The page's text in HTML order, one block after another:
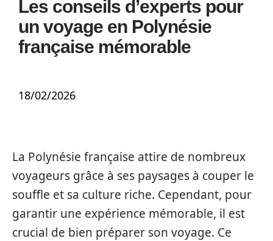
Les conseils d’experts pour
un voyage en Polynésie
française mémorable
18/02/2026
La Polynésie française attire de nombreux
voyageurs grâce à ses paysages à couper le
souffle et sa culture riche. Cependant, pour
garantir une expérience mémorable, il est
crucial de bien préparer son voyage. Ce